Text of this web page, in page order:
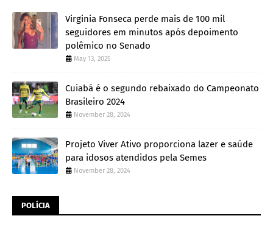
Virginia Fonseca perde mais de 100 mil
seguidores em minutos após depoimento
polêmico no Senado
May 13, 2025
Cuiabá é o segundo rebaixado do Campeonato
Brasileiro 2024
November 28, 2024
Projeto Viver Ativo proporciona lazer e saúde
para idosos atendidos pela Semes
November 28, 2024
POLÍCIA